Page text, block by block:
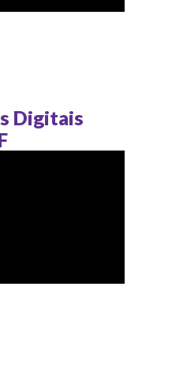
Digitais